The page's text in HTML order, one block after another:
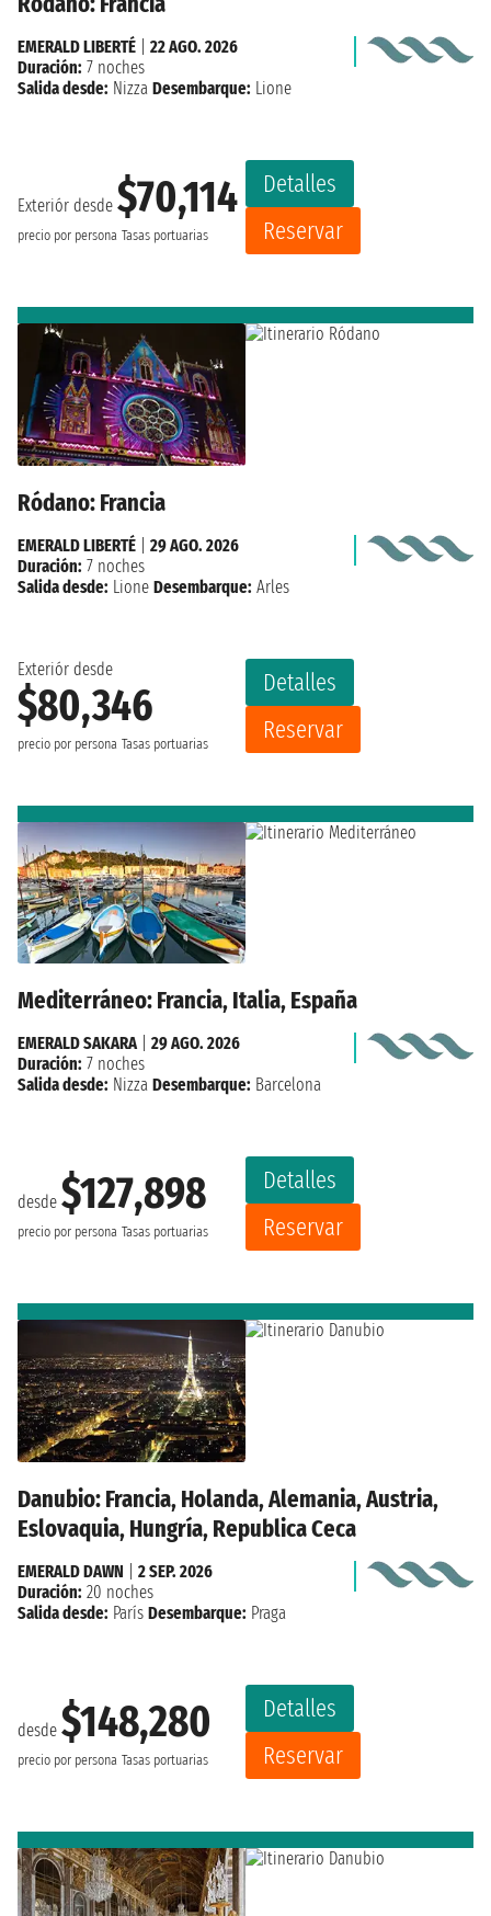
Exteriór desde $70,114
precio por persona Tasas portuarias
Detalles
Reservar
EMERALD LIBERTÉ
22 AGO. 2026
Duración: 7 noches
Salida desde: Nizza Desembarque: Lione
Ródano: Francia
Exteriór desde
$80,346
precio por persona Tasas portuarias
Detalles
Reservar
EMERALD LIBERTÉ
29 AGO. 2026
Duración: 7 noches
Salida desde: Lione Desembarque: Arles
Mediterráneo: Francia, Italia, España
desde $127,898
precio por persona Tasas portuarias
Detalles
Reservar
EMERALD SAKARA| 29 AGO. 2026
Duración: 7 noches
Salida desde: Nizza Desembarque: Barcelona
Danubio: Francia, Holanda, Alemania, Austria,
Eslovaquia, Hungría, Republica Ceca
desde $148,280
precio por persona Tasas portuarias
Detalles
Reservar
EMERALD DAWN
2 SEP. 2026
Duración: 20 noches
Salida desde: París Desembarque: Praga